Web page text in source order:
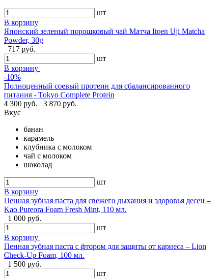
шт
В корзину
Японский зеленый порошковый чай Матча Itoen Uji Matcha
Powder, 30g
717 руб.
шт
В корзину
-10%
Полноценный соевый протеин для сбалансированного
питания - Tokyo Complete Protein
4 300 руб.
3 870 руб.
Вкус
банан
карамель
клубника с молоком
чай с молоком
шоколад
шт
В корзину
Пенная зубная паста для свежего дыхания и здоровья десен –
Kao Pureora Foam Fresh Mint, 110 мл.
1 000 руб.
шт
В корзину
Пенная зубная паста с фтором для защиты от кариеса – Lion
Check-Up Foam, 100 мл.
1 500 руб.
шт